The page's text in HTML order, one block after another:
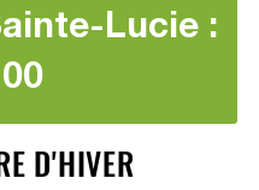
Lucie :
D'HIVER